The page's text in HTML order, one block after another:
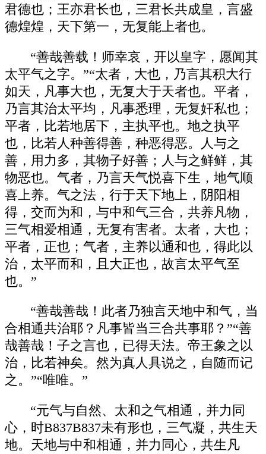
君德也；王亦君长也，三君长共成皇，言盛
德煌煌，天下第一，无复能上者也。
“善哉善载！师幸哀，开以皇字，愿闻其
太平气之字。”“太者，大也，乃言其积大行
如天，凡事大也，无复大于天者也。平者，
乃言其治太平均，凡事悉理，无复奸私也；
平者，比若地居下，主执平也。地之执平
也，比若人种善得善，种恶得恶。人与之
善，用力多，其物子好善；人与之鲜鲜，其
物恶也。气者，乃言天气悦喜下生，地气顺
喜上养。气之法，行于天下地上，阴阳相
得，交而为和，与中和气三合，共养凡物，
三气相爱相通，无复有害者。太者，大也；
平者，正也；气者，主养以通和也，得此以
治，太平而和，且大正也，故言太平气至
也。”
“善哉善哉！此者乃独言天地中和气，当
合相通共治耶？凡事皆当三合共事耶？”“善
哉善哉！子之言也，已得天法。帝王象之以
治，比若神矣。然为真人具说之，自随而记
之。”“唯唯。”
“元气与自然、太和之气相通，并力同
心，时B837B837未有形也，三气凝，共生天
地。天地与中和相通，并力同心，共生凡